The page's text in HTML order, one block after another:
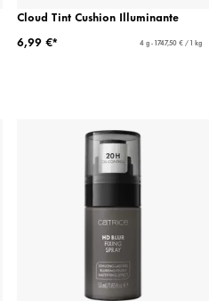
Cloud Tint Cushion Illuminante
6,99 €*
4 g - 1747,50 € / 1 kg